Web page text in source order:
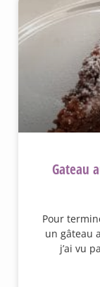
Gateau
Pour
un gâteau
j’ai vu